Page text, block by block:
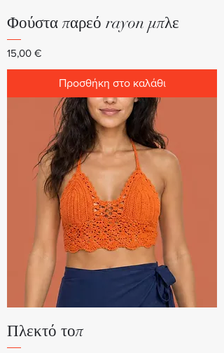
Φούστα παρεό rayon μπλε
Τιμή
15,00 €
Προσθήκη στο καλάθι
Πλεκτό τοπ